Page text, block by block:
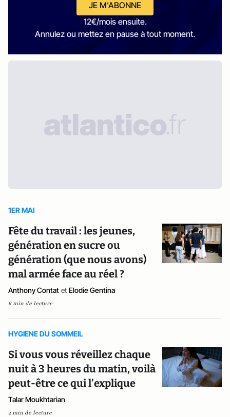
JE M'ABONNE
12€/mois ensuite.
Annulez ou mettez en pause à tout moment.
1ER MAI
Fête du travail : les jeunes,
génération en sucre ou
génération (que nous avons)
mal armée face au réel ?
Anthony Contat et Elodie Gentina
6 min de lecture
HYGIENE DU SOMMEIL
Si vous vous réveillez chaque
nuit à 3 heures du matin, voilà
peut-être ce qui l’explique
Talar Moukhtarian
4 min de lecture